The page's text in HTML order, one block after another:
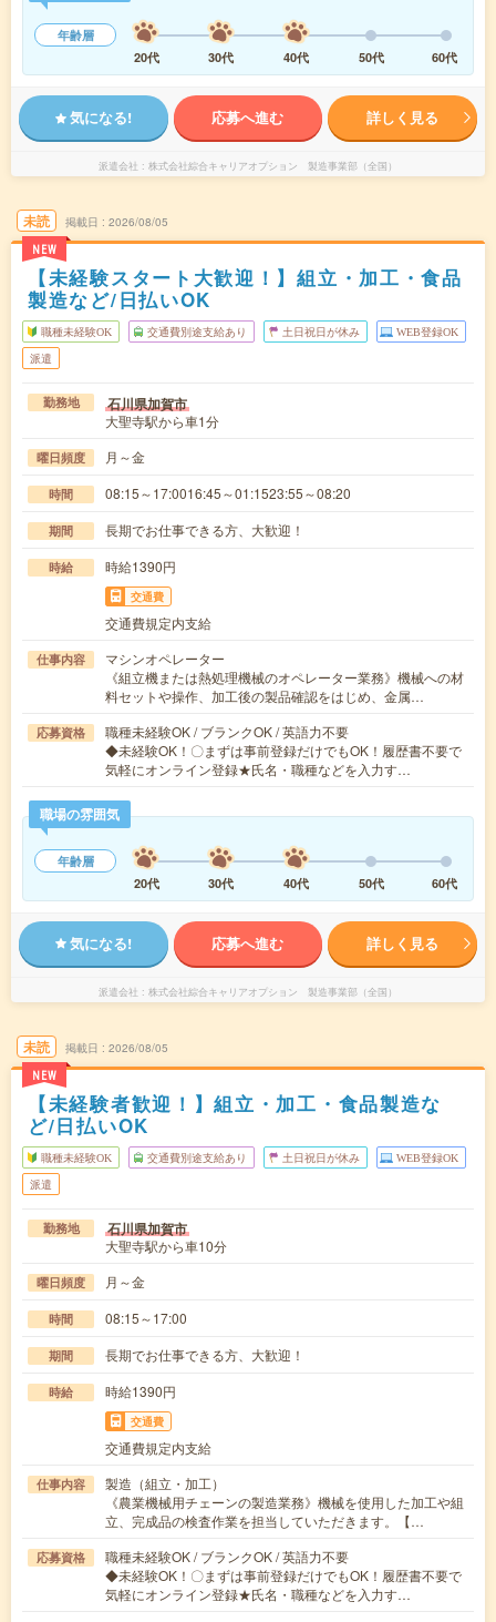
年齢層
20代
30代 40代 50代 60代
気になる! 応募へ進む 詳しく見る
派遣会社 株式会社綜合キャリアオプション 製造事業部（全国）
未読
NEW
掲載日 2026/08/05
【未経験スタート大歓迎！】組立・加工・食品
製造など/日払いOK
職種未経験OK 交通費別途支給あり 土日祝日が休み WEB登録OK
派遣
勤務地 石川県加賀市
大聖寺駅から車1分
曜日頻度 月～金
時間 08:15～17:0016:45～01:1523:55～08:20
期間 長期でお仕事できる方、大歓迎！
時給 時給1390円
交通費
交通費規定内支給
仕事内容
マシンオペレーター
《組立機または熱処理機械のオペレーター業務》機械への材
料セットや操作、加工後の製品確認をはじめ、金属…
応募資格
職種未経験OK / ブランクOK / 英語力不要
◆未経験OK！〇まずは事前登録だけでもOK！履歴書不要で
気軽にオンライン登録★氏名・職種などを入力す…
職場の雰囲気
年齢層
20代
30代 40代 50代 60代
気になる! 応募へ進む 詳しく見る
派遣会社 株式会社綜合キャリアオプション 製造事業部（全国）
未読
NEW
掲載日 2026/08/05
【未経験者歓迎！】組立・加工・食品製造な
ど/日払いOK
職種未経験OK 交通費別途支給あり 土日祝日が休み WEB登録OK
派遣
勤務地 石川県加賀市
大聖寺駅から車10分
曜日頻度 月～金
時間 08:15～17:00
期間 長期でお仕事できる方、大歓迎！
時給 時給1390円
交通費
交通費規定内支給
仕事内容
製造（組立・加工）
《農業機械用チェーンの製造業務》機械を使用した加工や組
立、完成品の検査作業を担当していただきます。【…
応募資格
職種未経験OK / ブランクOK / 英語力不要
◆未経験OK！〇まずは事前登録だけでもOK！履歴書不要で
気軽にオンライン登録★氏名・職種などを入力す…